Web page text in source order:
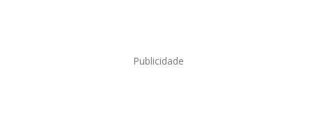
Publicidade